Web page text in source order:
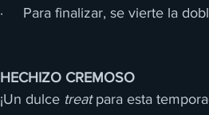
·     Para finalizar, se vierte la
HECHIZO CREMOSO
¡Un dulce treat para esta